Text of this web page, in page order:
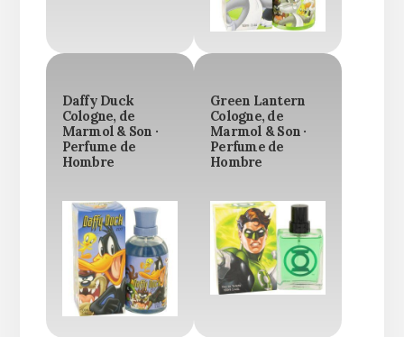
Daffy Duck
Cologne, de
Marmol & Son ·
Perfume de
Hombre
Green Lantern
Cologne, de
Marmol & Son ·
Perfume de
Hombre